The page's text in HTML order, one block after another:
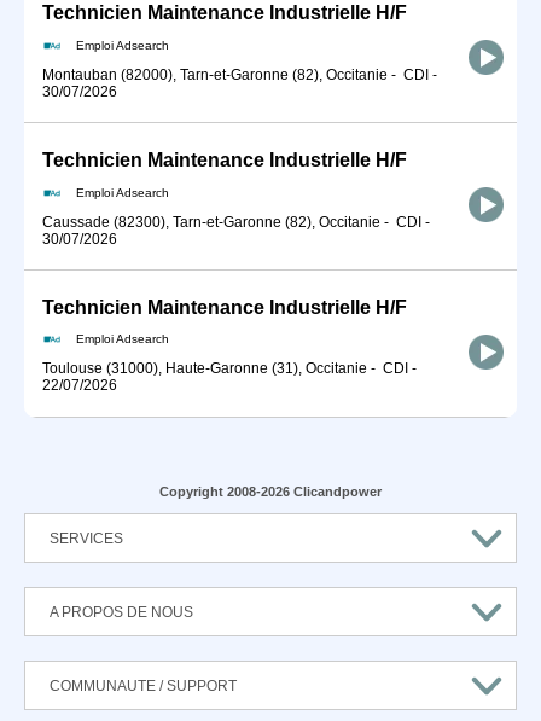
Technicien Maintenance Industrielle H/F
Emploi Adsearch
Montauban (82000), Tarn-et-Garonne (82), Occitanie - CDI -
30/07/2026
Technicien Maintenance Industrielle H/F
Emploi Adsearch
Caussade (82300), Tarn-et-Garonne (82), Occitanie - CDI -
30/07/2026
Technicien Maintenance Industrielle H/F
Emploi Adsearch
Toulouse (31000), Haute-Garonne (31), Occitanie - CDI -
22/07/2026
Copyright 2008-2026 Clicandpower
SERVICES
A PROPOS DE NOUS
COMMUNAUTE / SUPPORT